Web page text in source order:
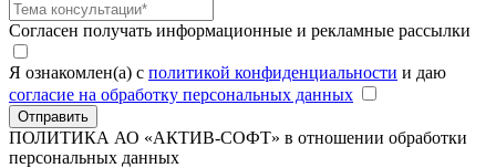
Согласен получать информационные и рекламные рассылки
Я ознакомлен(а) с политикой конфиденциальности и даю
согласие на обработку персональных данных
Отправить
ПОЛИТИКА АО «АКТИВ-СОФТ» в отношении обработки
персональных данных